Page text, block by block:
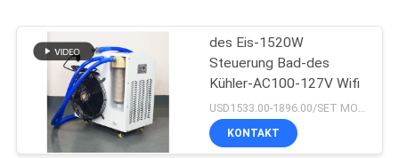
des Eis-1520W
Steuerung Bad-des
Kühler-AC100-127V Wifi
USD1533.00-1896.00/SET MOQ:1set
KONTAKT